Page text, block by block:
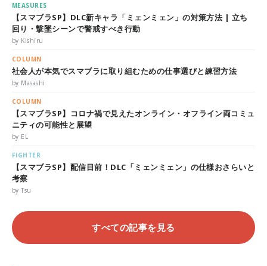
MEASURES
【スマブラSP】DLC新キャラ「ミェンミェン」の対策方法 | 立ち
回り・撃墜シーンで警戒すべき行動
by Kishiru
COLUMN
社会人が本気でスマブラに取り組むための仕事選びと練習方法
by Masashi
COLUMN
【スマブラSP】コロナ禍で見えたオンライン・オフライン両コミュ
ニティの可能性と展望
by EL
FIGHTER
【スマブラSP】配信目前！DLC「ミェンミェン」の仕様おさらいと
考察
by Tsu
すべての記事を見る